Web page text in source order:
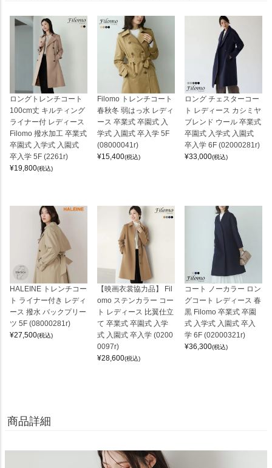
ロングトレンチコート
100cm丈 キルティング
ライナー付 レディース
Filomo 撥水加工 卒業式
卒園式 入学式 入園式
卒入学 5F (2261r)
¥19,800(税込)
Filomo トレンチコート
春秋冬 弱はっ水 レディ
ース 卒業式 卒園式 入
学式 入園式 卒入学 5F
(08000041r)
¥15,400(税込)
ロング チェスターコー
ト レディース カシミヤ
ブレンド ウール 卒業式
卒園式 入学式 入園式
卒入学 6F (02000281r)
¥33,000(税込)
HALEINE トレンチコー
ト ライナー付き レディ
ース 撥水 バックプリー
ツ 5F (08000281r)
¥27,500(税込)
【映画衣裳協力品】 Fil
omo ステンカラー コー
ト レディース 比翼仕立
て 卒業式 卒園式 入学
式 入園式 卒入学 (0200
0097r)
¥28,600(税込)
コート ノーカラー ロン
グコート レディース 春
黒 Filomo 卒業式 卒園
式 入学式 入園式 卒入
学 6F (02000321r)
¥36,300(税込)
商品詳細